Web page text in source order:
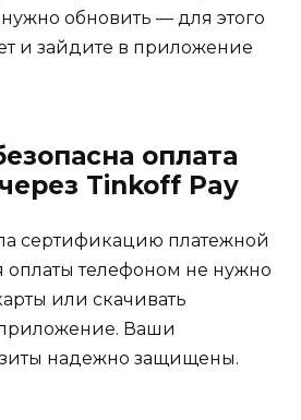
обновить — для этого
и зайдите в приложение
оплата
Tinkoff Pay
сертификацию платежной
телефоном не нужно
или скачивать
Ваши
надежно защищены.